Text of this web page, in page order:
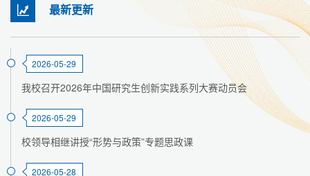
最新更新
2026-05-29
我校召开2026年中国研究生创新实践系列大赛动员会
2026-05-29
校领导相继讲授“形势与政策”专题思政课
2026-05-28